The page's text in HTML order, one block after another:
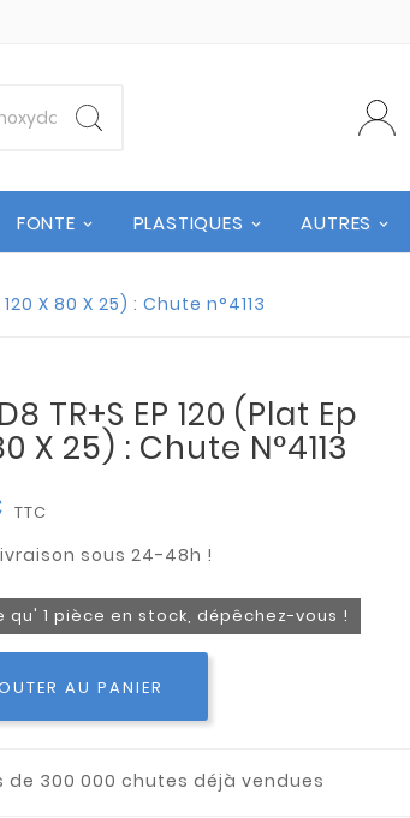
FONTE PLASTIQUES AUTRES
X 80 X 25) : Chute n°4113
TR+S EP 120 (Plat Ep
X 25) : Chute N°4113
TTC
qu' 1 pièce en stock, dépêchez-vous !
AU PANIER
de 300 000 chutes déjà vendues